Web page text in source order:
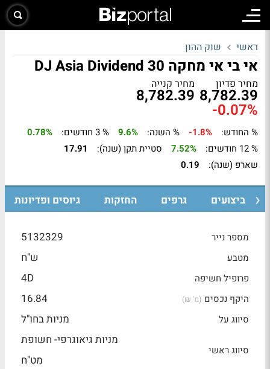
ראשי שוק ההון
אי בי אי מחקה DJ Asia Dividend 30
מחיר פדיון
8,782.39
מחיר קנייה
8,782.39
-0.07%
% החודש: -1.8% % השנה: 9.6% % 3 חודשים:
0.78%
% 12 חודשים:
7.52% סטיית תקן (שנה):
17.91
שארפ (שנה):
0.19
ביצועים גרפים החזקות גיוסים ופדיונות
מספר נייר 5132329
מטבע ש"ח
פרופיל חשיפה 4D
היקף נכסים (מ' ₪) 16.84
סיווג על מניות בחו"ל
סיווג ראשי
מניות גיאוגרפי- חשופת
מט"ח